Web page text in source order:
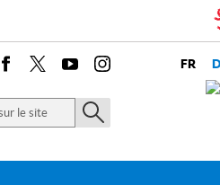
Facebook Youtube